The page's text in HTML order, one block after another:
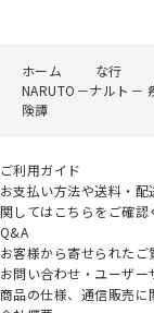
ホーム な行
NARUTO－ナルト
険譚
ご利用ガイド
お支払い方法や送料・
関してはこちらをご確認
Q&A
お客様から寄せられたご
お問い合わせ・ユーザー
商品の仕様、通信販売に